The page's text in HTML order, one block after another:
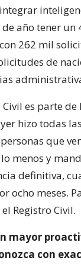
año tener un
262 mil
de
es parte
hizo todas
que
menos y
definitiva,
ocho meses.
Registro Civil.
mayor
con